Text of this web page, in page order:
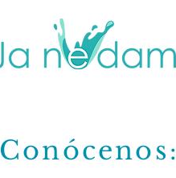
Conócenos: